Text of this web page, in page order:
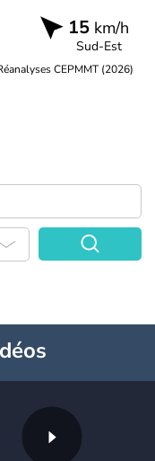
15 km/h
Sud-Est
CEPMMT (2026)